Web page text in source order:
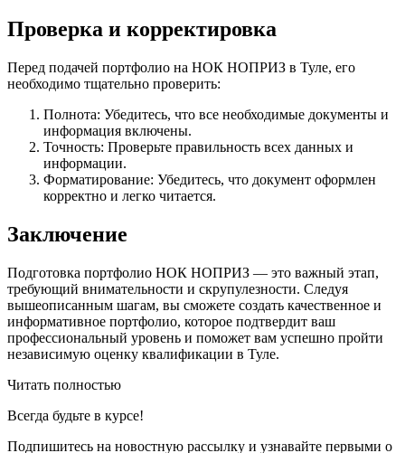
Проверка и корректировка
Перед подачей портфолио на НОК НОПРИЗ в Туле, его
необходимо тщательно проверить:
Полнота: Убедитесь, что все необходимые документы и
информация включены.
Точность: Проверьте правильность всех данных и
информации.
Форматирование: Убедитесь, что документ оформлен
корректно и легко читается.
Заключение
Подготовка портфолио НОК НОПРИЗ — это важный этап,
требующий внимательности и скрупулезности. Следуя
вышеописанным шагам, вы сможете создать качественное и
информативное портфолио, которое подтвердит ваш
профессиональный уровень и поможет вам успешно пройти
независимую оценку квалификации в Туле.
Читать полностью
Всегда будьте в курсе!
Подпишитесь на новостную рассылку и узнавайте первыми о